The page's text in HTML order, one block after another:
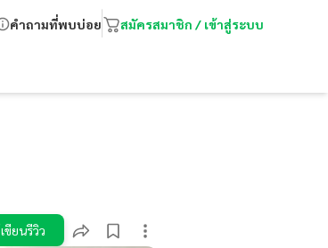
คำถามที่พบบ่อย สมัครสมาชิก / เข้าสู่ระบบ
เขียนรีวิว